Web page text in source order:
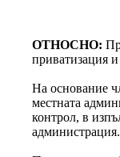
ОТНОСНО:
приватизация
На основание
местната
контрол, в
администрация.